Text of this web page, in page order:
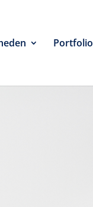
Portfolio